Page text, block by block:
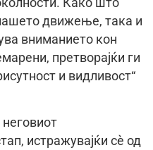
движење, така и
вниманието кон
претворајќи ги
и видливост“
истражувајќи сè од